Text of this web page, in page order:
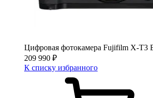
Цифровая фотокамера Fujifilm X-T3
209 990 ₽
К списку избранного